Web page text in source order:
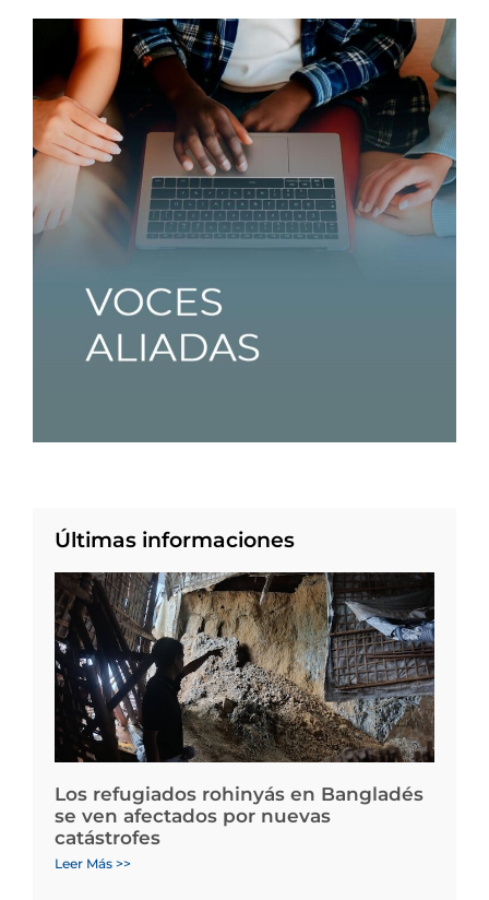
Últimas informaciones
Los refugiados rohinyás en Bangladés
se ven afectados por nuevas
catástrofes
Leer Más >>